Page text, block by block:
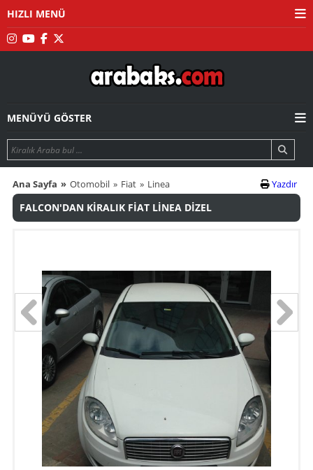
HIZLI MENÜ
MENÜYÜ GÖSTER
Ana Sayfa Otomobil Fiat Linea Yazdır
FALCON'DAN KİRALIK FİAT LİNEA DİZEL